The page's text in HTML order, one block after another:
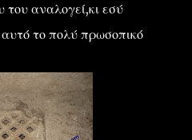
του αναλογεί,κι εσύ
το πολύ πρωσοπικό